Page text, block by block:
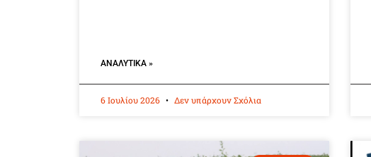
ΑΝΑΛΥΤΙΚΆ »
6 Ιουλίου 2026 Δεν υπάρχουν Σχόλια